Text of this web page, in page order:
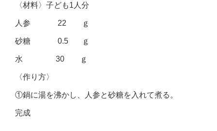
〈材料〉子ども1人分
人参 22 ｇ
砂糖 0.5 ｇ
水 30 ｇ
〈作り方〉
①鍋に湯を沸かし、人参と砂糖を入れて煮る。
完成